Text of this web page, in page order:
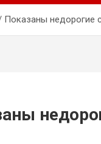
Показаны недорогие